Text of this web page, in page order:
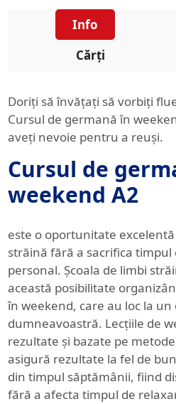
Info
Cărți
Doriți să învățați să vorbiți
Cursul de germană în
aveți nevoie pentru a reuși.
Cursul de
weekend A2
este o oportunitate
străină fără a sacrifica
personal. Școala de limbi
această posibilitate
în weekend, care au loc la
dumneavoastră. Lecțiile de
rezultate și bazate pe
asigură rezultate la fel de
din timpul săptămânii, fiind
fără a afecta timpul de